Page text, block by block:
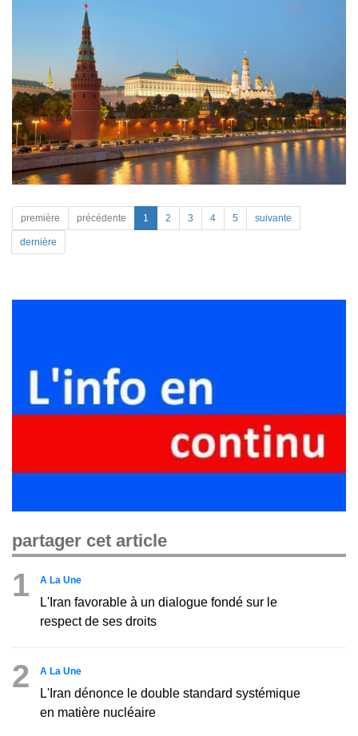
première précédente 1 2 3 4 5 suivante
dernière
partager cet article
1 A La Une
L'Iran favorable à un dialogue fondé sur le
respect de ses droits
2 A La Une
L'Iran dénonce le double standard systémique
en matière nucléaire